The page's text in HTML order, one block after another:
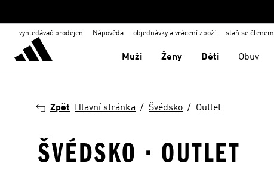
vyhledávač prodejen Nápověda objednávky a vrácení zboží staň se členem
Muži Ženy Děti Obuv
Zpět Hlavní stránka Švédsko Outlet
ŠVÉDSKO · OUTLET